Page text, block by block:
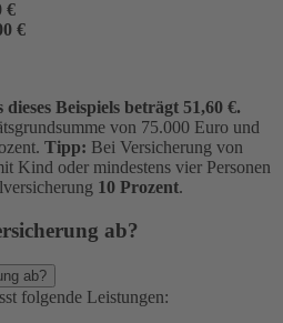
€
€
Beispiels beträgt 51,60 €.
von 75.000 Euro und
Tipp: Bei Versicherung von
Kind oder mindestens vier Personen
10 Prozent.
ab?
ab?
folgende Leistungen: